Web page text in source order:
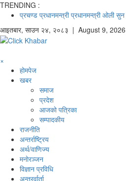
TRENDING :
प्रचण्ड प्रधानमन्त्री प्रधानमन्त्री ओली सुन
आइतबार, साउन २४, २०८३ | August 9, 2026
×
होमपेज
खबर
समाज
प्रदेश
आजको पत्रिका
सम्पादकीय
राजनीति
अन्तर्राष्ट्रिय
अर्थ/वाणिज्य
मनाेरञ्जन
विज्ञान प्रविधि
अन्तरर्वार्ता